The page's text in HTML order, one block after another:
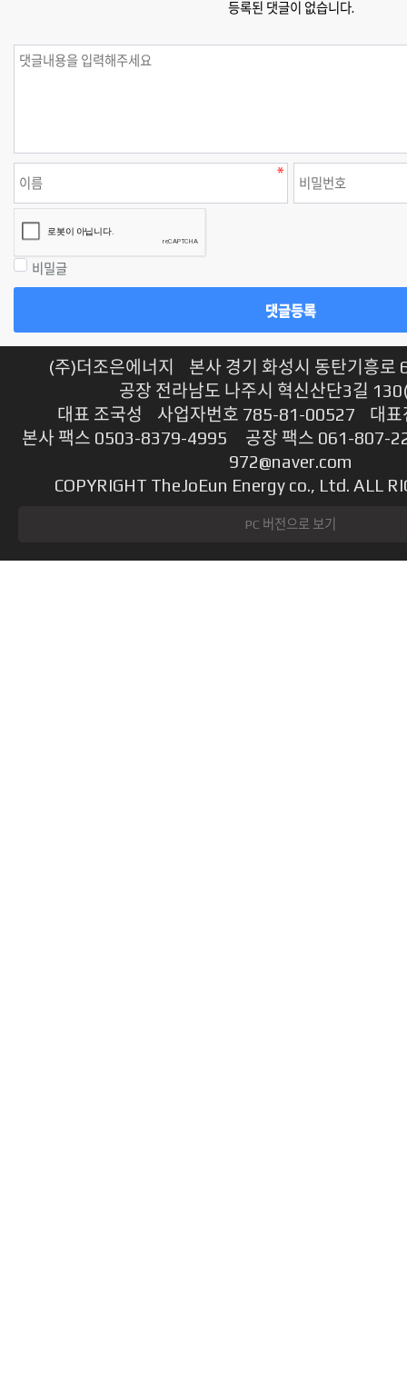
등록된 댓글이 없습니다.
비밀글
댓글등록
(주)더조은에너지 본사 경기 화성시 동탄기흥로
공장 전라남도 나주시 혁신산단3길
대표 조국성 사업자번호 785-81-00527 대표
본사 팩스 0503-8379-4995 공장 팩스 061-807-
972@naver.com
COPYRIGHT TheJoEun Energy co., Ltd. ALL
PC 버전으로 보기